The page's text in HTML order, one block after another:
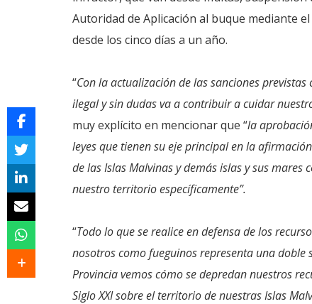
Autoridad de Aplicación al buque mediante
desde los cinco días a un año.
“Con la actualización de las sanciones
ilegal y sin dudas va a contribuir a cuidar
muy explícito en mencionar que “la
leyes que tienen su eje principal en la
de las Islas Malvinas y demás islas y sus
nuestro territorio específicamente”.
“Todo lo que se realice en defensa de los
nosotros como fueguinos representa una
Provincia vemos cómo se depredan nuestros
Siglo XXI sobre el territorio de nuestras Islas